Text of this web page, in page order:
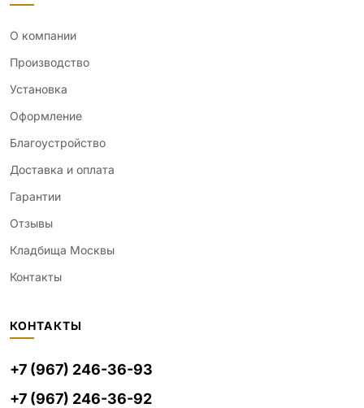
О компании
Производство
Установка
Оформление
Благоустройство
Доставка и оплата
Гарантии
Отзывы
Кладбища Москвы
Контакты
КОНТАКТЫ
+7 (967) 246-36-93
+7 (967) 246-36-92